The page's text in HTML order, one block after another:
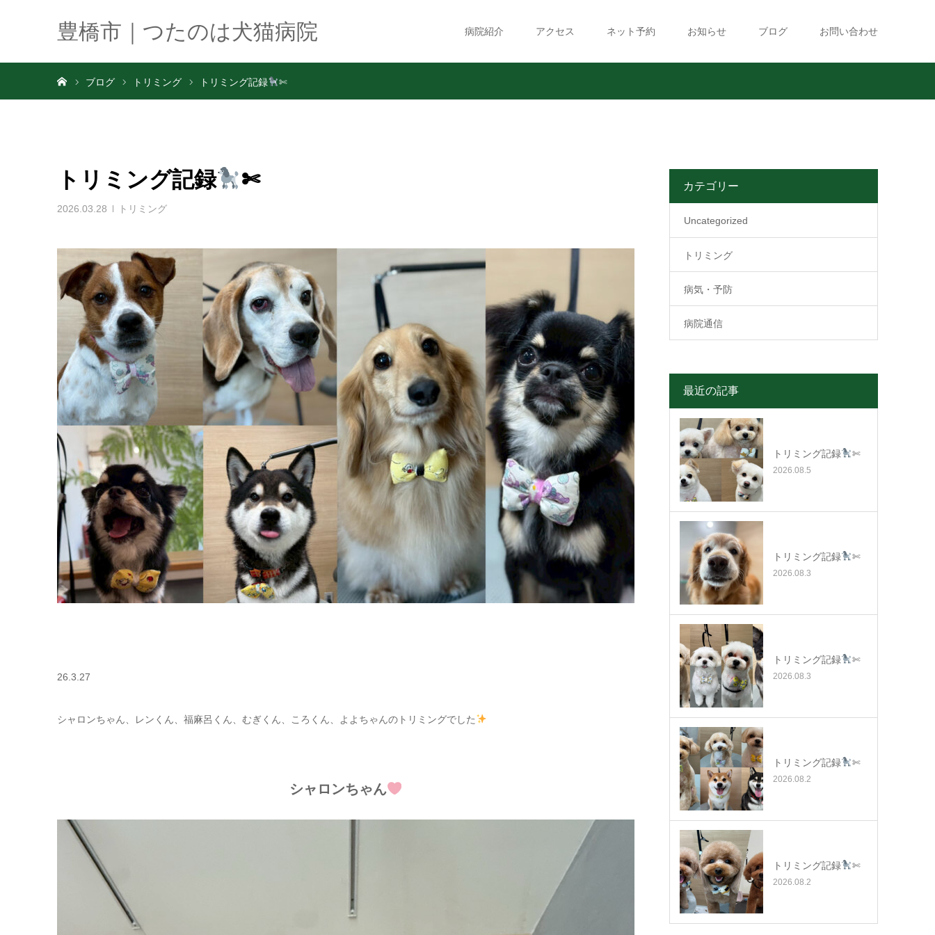
豊橋市｜つたのは犬猫病院 病院紹介 アクセス ネット予約 お知らせ ブログ お問い合わせ
ブログ トリミング トリミング記録 ✄
トリミング記録 ✄
2026.03.28 トリミング
26.3.27
シャロンちゃん、レンくん、福麻呂くん、むぎくん、ころくん、よよちゃんのトリミングでした
シャロンちゃん
カテゴリー
Uncategorized
トリミング
病気・予防
病院通信
最近の記事
トリミング記録 ✄
2026.08.5
トリミング記録 ✄
2026.08.3
トリミング記録 ✄
2026.08.3
トリミング記録 ✄
2026.08.2
トリミング記録 ✄
2026.08.2